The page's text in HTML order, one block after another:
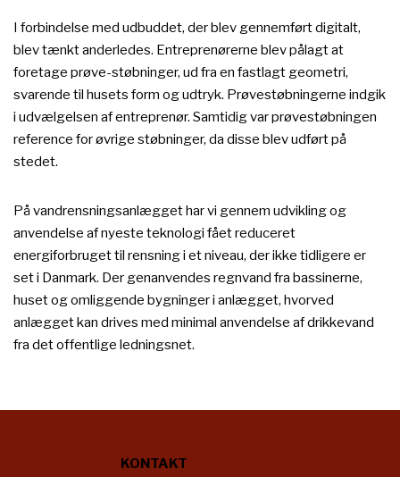
I forbindelse med udbuddet, der blev gennemført digitalt,
blev tænkt anderledes. Entreprenørerne blev pålagt at
foretage prøve-støbninger, ud fra en fastlagt geometri,
svarende til husets form og udtryk. Prøvestøbningerne indgik
i udvælgelsen af entreprenør. Samtidig var prøvestøbningen
reference for øvrige støbninger, da disse blev udført på
stedet.​
På vandrensningsanlægget har vi gennem udvikling og
anvendelse af nyeste teknologi fået reduceret
energiforbruget til rensning i et niveau, der ikke tidligere er
set i Danmark. Der genanvendes regnvand fra bassinerne,
huset og omliggende bygninger i anlægget, hvorved
anlægget kan drives med minimal anvendelse af drikkevand
fra det offentlige ledningsnet.​​​
KONTAKT